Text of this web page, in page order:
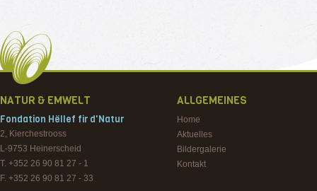
NATUR & EMWELT
Fondation Hëllef fir d'Natur
2, Kierchestrooss
L-9753 Heinerscheid
T. +352 26 90 81 27 - 1
F. +352 26 90 81 27 - 33
ALLGEMEINES
Home
Aktuelles
Bildergalerie
Kontakt